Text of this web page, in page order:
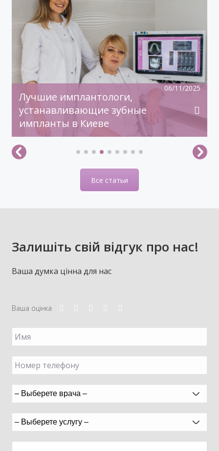
06/11/2025
Лучшие имплантологи,
устанавливающие зубные
импланты в Киеве
Время задуматься о волшебном платье,
прическе, макияже. Позаботьтесь о вашей
улыбке, которая придаст вашему образу
чувство комфорта и уверенности!
Все статьи
Залишіть свій відгук про нас!
Ваша думка цінна для нас
Ваша оцінка